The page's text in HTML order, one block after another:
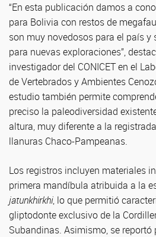
“En esta publicación damos a
para Bolivia con restos de
son muy novedosos para el país y
para nuevas exploraciones”,
investigador del CONICET en el
de Vertebrados y Ambientes
estudio también permite
preciso la paleodiversidad
altura, muy diferente a la
llanuras Chaco-Pampeanas.
Los registros incluyen materiales
primera mandíbula atribuida a la
jatunkhirkhi, lo que permitió
gliptodonte exclusivo de la
Subandinas. Asimismo, se reportó